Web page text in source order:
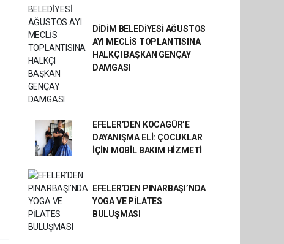
DİDİM BELEDİYESİ AĞUSTOS
AYI MECLİS TOPLANTISINA
HALKÇI BAŞKAN GENÇAY
DAMGASI
EFELER’DEN KOCAGÜR’E
DAYANIŞMA ELİ: ÇOCUKLAR
İÇİN MOBİL BAKIM HİZMETİ
EFELER’DEN PINARBAŞI’NDA
YOGA VE PİLATES
BULUŞMASI